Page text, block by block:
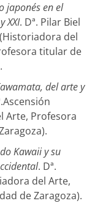
japonés en el
XXI. Dª. Pilar Biel
del
titular de
del arte y
Arte, Profesora
Kawaii y su
. Dª.
del Arte,
de Zaragoza).